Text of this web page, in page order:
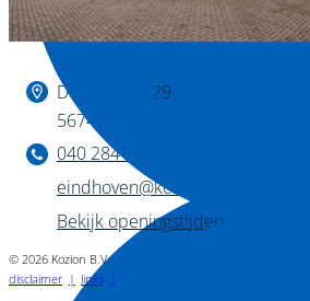
Binnen kijken?
De Huufkes 29
5674 TL Nuenen
040 284 1222
eindhoven@kozion.nl
Bekijk openingstijden
© 2026 Kozion B.V.
disclaimer
links vacatures